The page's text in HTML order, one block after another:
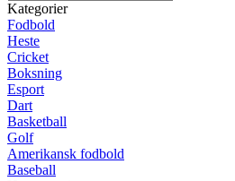
Kategorier
Fodbold
Heste
Cricket
Boksning
Esport
Dart
Basketball
Golf
Amerikansk fodbold
Baseball